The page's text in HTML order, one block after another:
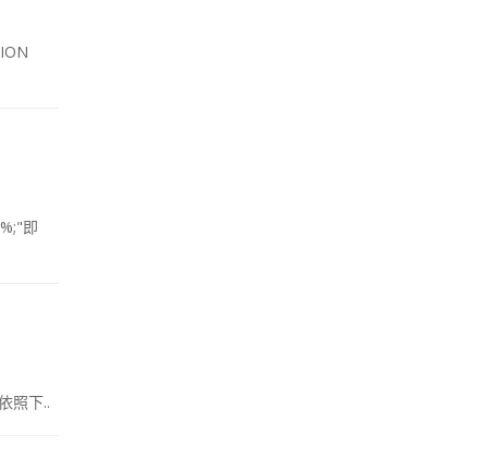
即
照下..